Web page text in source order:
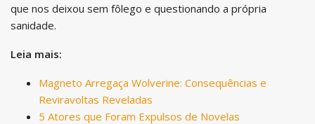
que nos deixou sem fôlego e questionando a própria
sanidade.
Leia mais:
Magneto Arregaça Wolverine: Consequências e
Reviravoltas Reveladas
5 Atores que Foram Expulsos de Novelas